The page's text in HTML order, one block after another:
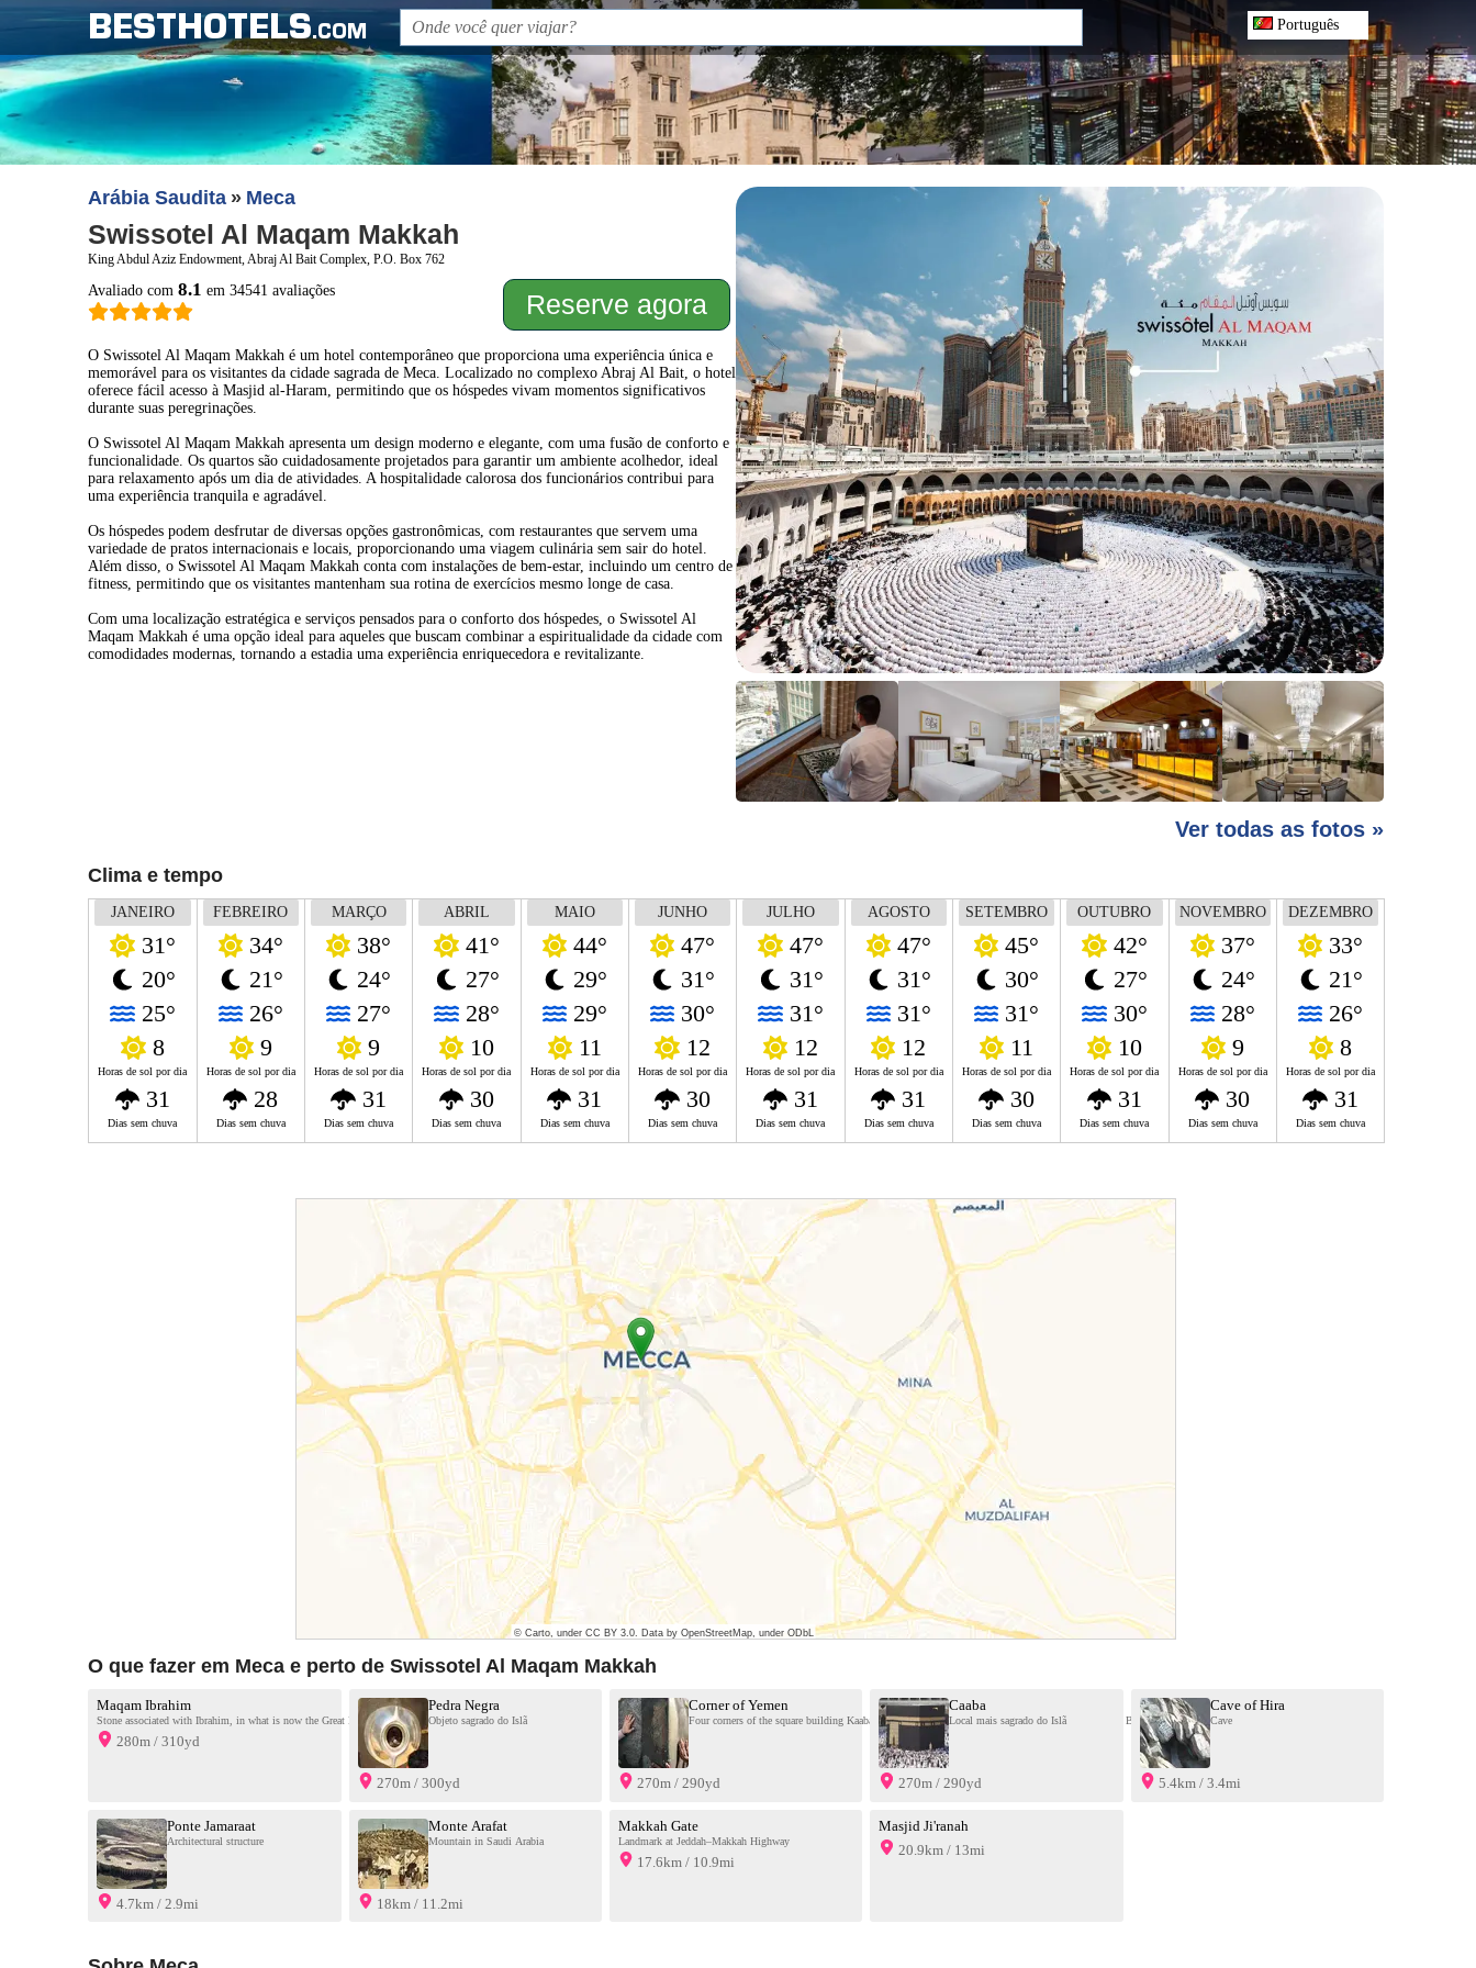
BESTHOTELS.COM Português
Arábia Saudita Meca
Swissotel Al Maqam Makkah
King Abdul Aziz Endowment, Abraj Al Bait Complex, P.O. Box 762
Avaliado com8.1 em 34541 avaliações Reserve agora
O Swissotel Al Maqam Makkah é um hotel contemporâneo que proporciona uma experiência única e
memorável para os visitantes da cidade sagrada de Meca. Localizado no complexo Abraj Al Bait, o hotel
oferece fácil acesso à Masjid al-Haram, permitindo que os hóspedes vivam momentos significativos
durante suas peregrinações.
O Swissotel Al Maqam Makkah apresenta um design moderno e elegante, com uma fusão de conforto e
funcionalidade. Os quartos são cuidadosamente projetados para garantir um ambiente acolhedor, ideal
para relaxamento após um dia de atividades. A hospitalidade calorosa dos funcionários contribui para
uma experiência tranquila e agradável.
Os hóspedes podem desfrutar de diversas opções gastronômicas, com restaurantes que servem uma
variedade de pratos internacionais e locais, proporcionando uma viagem culinária sem sair do hotel.
Além disso, o Swissotel Al Maqam Makkah conta com instalações de bem-estar, incluindo um centro de
fitness, permitindo que os visitantes mantenham sua rotina de exercícios mesmo longe de casa.
Com uma localização estratégica e serviços pensados para o conforto dos hóspedes, o Swissotel Al
Maqam Makkah é uma opção ideal para aqueles que buscam combinar a espiritualidade da cidade com
comodidades modernas, tornando a estadia uma experiência enriquecedora e revitalizante.
Ver todas as fotos »
Clima e tempo
JANEIRO
31°
20°
25°
8
Horas de sol por dia
31
Dias sem chuva
FEBREIRO
34°
21°
26°
9
Horas de sol por dia
28
Dias sem chuva
MARÇO
38°
24°
27°
9
Horas de sol por dia
31
Dias sem chuva
ABRIL
41°
27°
28°
10
Horas de sol por dia
30
Dias sem chuva
MAIO
44°
29°
29°
11
Horas de sol por dia
31
Dias sem chuva
JUNHO
47°
31°
30°
12
Horas de sol por dia
30
Dias sem chuva
JULHO
47°
31°
31°
12
Horas de sol por dia
31
Dias sem chuva
AGOSTO
47°
31°
31°
12
Horas de sol por dia
31
Dias sem chuva
SETEMBRO
45°
30°
31°
11
Horas de sol por dia
30
Dias sem chuva
OUTUBRO
42°
27°
30°
10
Horas de sol por dia
31
Dias sem chuva
NOVEMBRO
37°
24°
28°
9
Horas de sol por dia
30
Dias sem chuva
DEZEMBRO
33°
21°
26°
8
Horas de sol por dia
31
Dias sem chuva
O que fazer em Meca e perto de Swissotel Al Maqam Makkah
Maqam Ibrahim
Stone associated with Ibrahim, in what is now the Great Mosque of Mecca in Saudi Arabia
280m / 310yd
Pedra Negra
Objeto sagrado do Islã
270m / 300yd
Corner of Yemen
Four corners of the square building Kaaba, roughly pointing along the four cardinal directions; the Black Stone is the Eastern corner; the Northern, Western, and Southern
270m / 290yd
Caaba
Local mais sagrado do Islã
270m / 290yd
Cave of Hira
Cave
5.4km / 3.4mi
Ponte Jamaraat
Architectural structure
4.7km / 2.9mi
Monte Arafat
Mountain in Saudi Arabia
18km / 11.2mi
Makkah Gate
Landmark at Jeddah–Makkah Highway
17.6km / 10.9mi
Masjid Ji'ranah
20.9km / 13mi